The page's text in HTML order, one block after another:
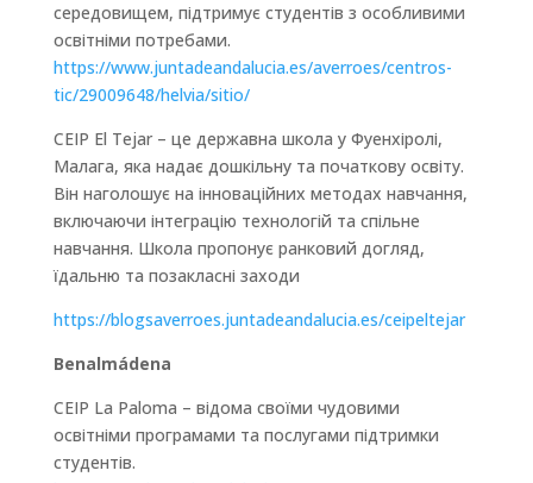
середовищем, підтримує студентів з особливими
освітніми потребами.
https://www.juntadeandalucia.es/averroes/centros-
tic/29009648/helvia/sitio/
CEIP El Tejar – це державна школа у Фуенхіролі,
Малага, яка надає дошкільну та початкову освіту.
Він наголошує на інноваційних методах навчання,
включаючи інтеграцію технологій та спільне
навчання. Школа пропонує ранковий догляд,
їдальню та позакласні заходи
https://blogsaverroes.juntadeandalucia.es/ceipeltejar
Benalmádena
CEIP La Paloma – відома своїми чудовими
освітніми програмами та послугами підтримки
студентів.